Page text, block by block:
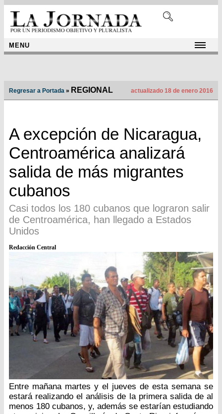
MENU
Regresar a Portada » REGIONAL actualizado 18 de enero 2016
A excepción de Nicaragua,
Centroamérica analizará
salida de más migrantes
cubanos
Casi todos los 180 cubanos que lograron salir
de Centroamérica, han llegado a Estados
Unidos
Redacción Central
Entre mañana martes y el jueves de esta semana se
estará realizando el análisis de la primera salida de al
menos 180 cubanos, y, además se estarían estudiando